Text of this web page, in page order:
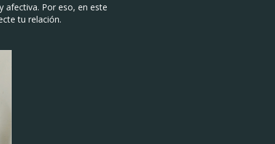
afectiva. Por eso, en este
tu relación.